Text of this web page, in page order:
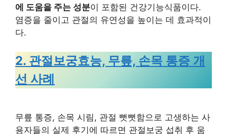
에 도움을 주는 성분이 포함된 건강기능식품이다.
염증을 줄이고 관절의 유연성을 높이는 데 효과적이
다.
2. 관절보궁효능, 무릎, 손목 통증 개
선 사례
무릎 통증, 손목 시림, 관절 뻣뻣함으로 고생하는 사
용자들의 실제 후기에 따르면 관절보궁 섭취 후 움